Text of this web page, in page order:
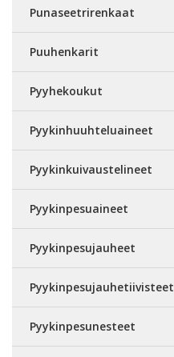
Punaseetrirenkaat
Puuhenkarit
Pyyhekoukut
Pyykinhuuhteluaineet
Pyykinkuivaustelineet
Pyykinpesuaineet
Pyykinpesujauheet
Pyykinpesujauhetiivisteet
Pyykinpesunesteet